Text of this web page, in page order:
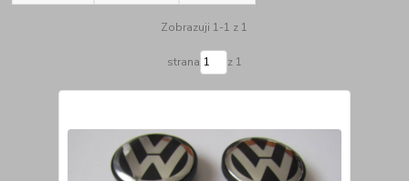
Zobrazuji 1-1 z 1
strana z 1